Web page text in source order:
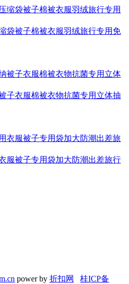
袋被子棉被衣服羽绒旅行专用免
子衣服棉被衣物抗菌专用立体抽
服被子专用袋加大防潮出差旅行
power by 折扣网 桂ICP备